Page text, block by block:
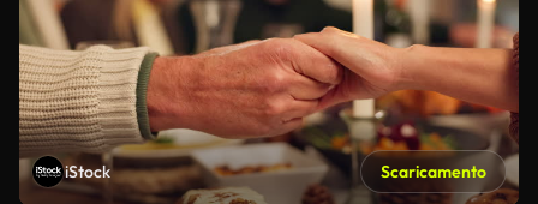
iStock Scaricamento